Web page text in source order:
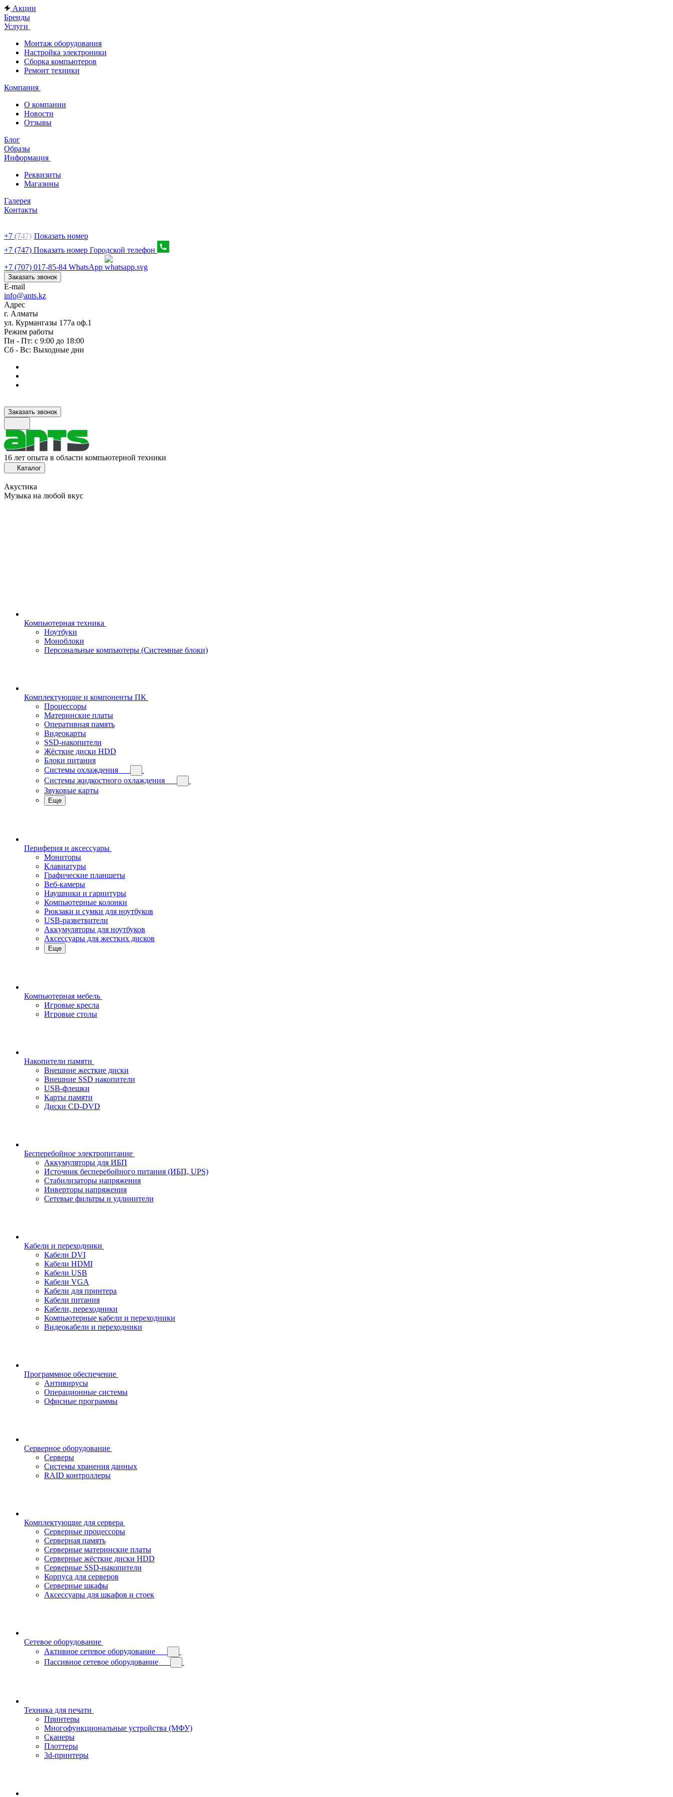
Акции
Бренды
Услуги
Монтаж оборудования
Настройка электроники
Сборка компьютеров
Ремонт техники
Компания
О компании
Новости
Отзывы
Блог
Образы
Информация
Реквизиты
Магазины
Галерея
Контакты
+7 (747) Показать номер
+7 (747) Показать номер Городской телефон
+7 (707) 017-85-84 WhatsApp
Заказать звонок
E-mail
info@ants.kz
Адрес
г. Алматы
ул. Курмангазы 177а оф.1
Режим работы
Пн - Пт: с 9:00 до 18:00
Сб - Вс: Выходные дни
Заказать звонок
16 лет опыта в области компьютерной техники
Каталог
Акустика
Музыка на любой вкус
Компьютерная техника
Ноутбуки
Моноблоки
Персональные компьютеры (Системные блоки)
Комплектующие и компоненты ПК
Процессоры
Материнские платы
Оперативная память
Видеокарты
SSD-накопители
Жёсткие диски HDD
Блоки питания
Системы охлаждения
Системы жидкостного охлаждения
Звуковые карты
Еще
Периферия и аксессуары
Мониторы
Клавиатуры
Графические планшеты
Веб-камеры
Наушники и гарнитуры
Компьютерные колонки
Рюкзаки и сумки для ноутбуков
USB-разветвители
Аккумуляторы для ноутбуков
Аксессуары для жестких дисков
Еще
Компьютерная мебель
Игровые кресла
Игровые столы
Накопители памяти
Внешние жесткие диски
Внешние SSD накопители
USB-флешки
Карты памяти
Диски CD-DVD
Бесперебойное электропитание
Аккумуляторы для ИБП
Источник бесперебойного питания (ИБП, UPS)
Стабилизаторы напряжения
Инверторы напряжения
Сетевые фильтры и удлинители
Кабели и переходники
Кабели DVI
Кабели HDMI
Кабели USB
Кабели VGA
Кабели для принтера
Кабели питания
Кабели, переходники
Компьютерные кабели и переходники
Видеокабели и переходники
Программное обеспечение
Антивирусы
Операционные системы
Офисные программы
Серверное оборудование
Серверы
Системы хранения данных
RAID контроллеры
Комплектующие для сервера
Серверные процессоры
Серверная память
Серверные материнские платы
Серверные жёсткие диски HDD
Серверные SSD-накопители
Корпуса для серверов
Серверные шкафы
Аксессуары для шкафов и стоек
Сетевое оборудование
Активное сетевое оборудование
Пассивное сетевое оборудование
Техника для печати
Принтеры
Многофункциональные устройства (МФУ)
Сканеры
Плоттеры
3d-принтеры